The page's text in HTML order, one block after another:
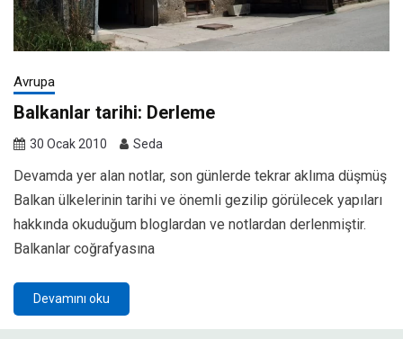
Avrupa
Balkanlar tarihi: Derleme
30 Ocak 2010 Seda
Devamda yer alan notlar, son günlerde tekrar aklıma düşmüş
Balkan ülkelerinin tarihi ve önemli gezilip görülecek yapıları
hakkında okuduğum bloglardan ve notlardan derlenmiştir.
Balkanlar coğrafyasına
Devamını oku